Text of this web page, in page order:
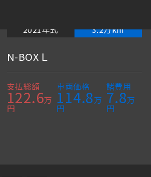
2021年式 3.2万km
N-BOX Ｌ
支払総額
122.6万
円
車両価格
114.8万
円
諸費用
7.8万
円